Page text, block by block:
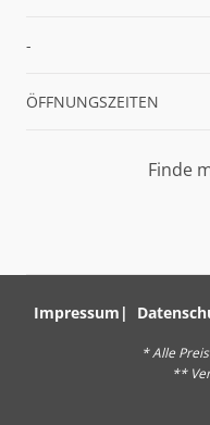
-
ÖFFNUNGSZEITEN
Finde
Impressum
* Alle
**